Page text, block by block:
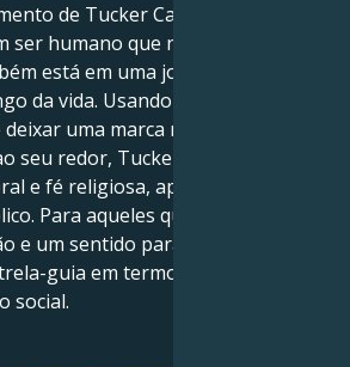
de Tucker Carlson é, em um
ser humano que não é apenas
está em uma jornada de
da vida. Usando cada situação
uma marca no mundo e
seu redor, Tucker Carlson é fiel
e fé religiosa, apesar do
Para aqueles que buscam
e um sentido para a vida, Tucker
guia em termos de trabalho,
social.